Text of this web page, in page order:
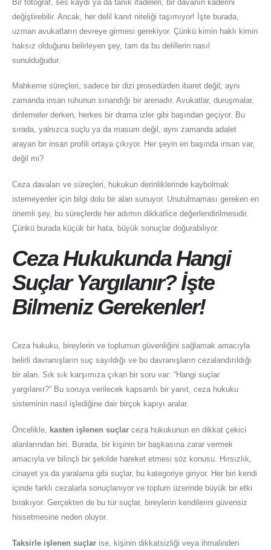
Bir fotoğraf, ses kaydı ya da tanık ifadeleri, bir davanın kaderini
değiştirebilir. Ancak, her delil kanıt niteliği taşımıyor! İşte burada,
uzman avukatların devreye girmesi gerekiyor. Çünkü kimin haklı kimin
haksız olduğunu belirleyen şey, tam da bu delillerin nasıl
sunulduğudur.
Mahkeme süreçleri, sadece bir dizi prosedürden ibaret değil; aynı
zamanda insan ruhunun sınandığı bir arenadır. Avukatlar, duruşmalar,
dinlemeler derken, herkes bir drama izler gibi başından geçiyor. Bu
sırada, yalnızca suçlu ya da masum değil, aynı zamanda adalet
arayan bir insan profili ortaya çıkıyor. Her şeyin en başında insan var,
değil mi?
Ceza davaları ve süreçleri, hukukun derinliklerinde kaybolmak
istemeyenler için bilgi dolu bir alan sunuyor. Unutulmaması gereken en
önemli şey, bu süreçlerde her adımın dikkatlice değerlendirilmesidir.
Çünkü burada küçük bir hata, büyük sonuçlar doğurabiliyor.
Ceza Hukukunda Hangi
Suçlar Yargılanır? İşte
Bilmeniz Gerekenler!
Ceza hukuku, bireylerin ve toplumun güvenliğini sağlamak amacıyla
belirli davranışların suç sayıldığı ve bu davranışların cezalandırıldığı
bir alan. Sık sık karşımıza çıkan bir soru var: “Hangi suçlar
yargılanır?” Bu soruya verilecek kapsamlı bir yanıt, ceza hukuku
sisteminin nasıl işlediğine dair birçok kapıyı aralar.
Öncelikle, kasten işlenen suçlar ceza hukukunun en dikkat çekici
alanlarından biri. Burada, bir kişinin bir başkasına zarar vermek
amacıyla ve bilinçli bir şekilde hareket etmesi söz konusu. Hırsızlık,
cinayet ya da yaralama gibi suçlar, bu kategoriye giriyor. Her biri kendi
içinde farklı cezalarla sonuçlanıyor ve toplum üzerinde büyük bir etki
bırakıyor. Gerçekten de bu tür suçlar, bireylerin kendilerini güvensiz
hissetmesine neden oluyor.
Taksirle işlenen suçlar ise, kişinin dikkatsizliği veya ihmalinden